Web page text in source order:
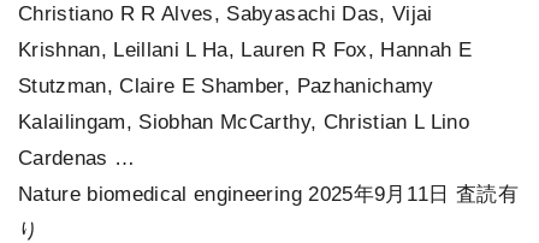
Christiano R R Alves, Sabyasachi Das, Vijai
Krishnan, Leillani L Ha, Lauren R Fox, Hannah E
Stutzman, Claire E Shamber, Pazhanichamy
Kalailingam, Siobhan McCarthy, Christian L Lino
Cardenas …
Nature biomedical engineering 2025年9月11日 査読有
り